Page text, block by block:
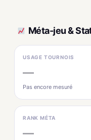
Méta-jeu &
USAGE TOURNOIS
—
Pas encore mesuré
RANK MÉTA
—